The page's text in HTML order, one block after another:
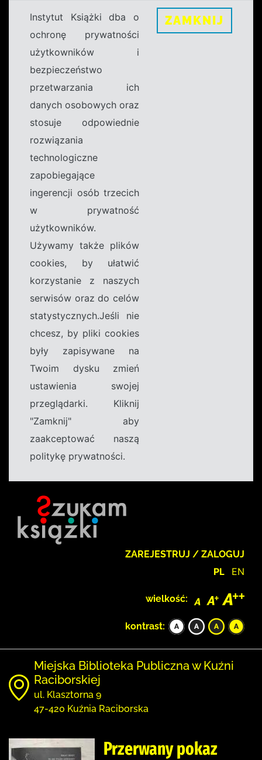
Instytut Książki dba o
ochronę prywatności
użytkowników i
bezpieczeństwo
przetwarzania ich
danych osobowych oraz
stosuje odpowiednie
rozwiązania
technologiczne
zapobiegające
ingerencji osób trzecich
w prywatność
użytkowników.
Używamy także plików
cookies, by ułatwić
korzystanie z naszych
serwisów oraz do celów
statystycznych.Jeśli nie
chcesz, by pliki cookies
były zapisywane na
Twoim dysku zmień
ustawienia swojej
przeglądarki. Kliknij
"Zamknij" aby
zaakceptować naszą
politykę prywatności.
ZAMKNIJ
ZAREJESTRUJ / ZALOGUJ
PL EN
wielkość:
kontrast:
Miejska Biblioteka Publiczna w Kuźni
Raciborskiej
ul. Klasztorna 9
47-420 Kuźnia Raciborska
Przerwany pokaz